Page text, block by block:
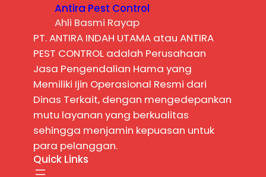
Antira Pest Control
Ahli Basmi Rayap
PT. ANTIRA INDAH UTAMA atau ANTIRA
PEST CONTROL adalah Perusahaan
Jasa Pengendalian Hama yang
Memiliki Ijin Operasional Resmi dari
Dinas Terkait, dengan mengedepankan
mutu layanan yang berkualitas
sehingga menjamin kepuasan untuk
para pelanggan.
Quick Links